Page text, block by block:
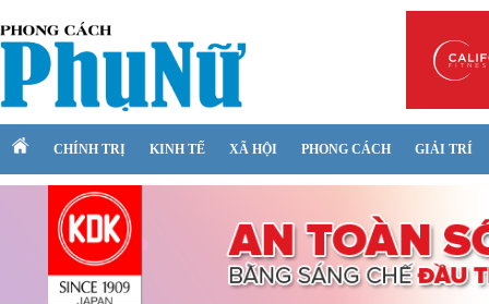
CHÍNH TRỊ KINH TẾ XÃ HỘI PHONG CÁCH GIẢI TRÍ